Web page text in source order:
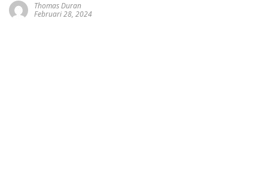
Thomas Duran
Februari 28, 2024